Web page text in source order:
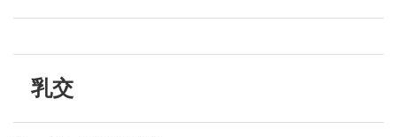
乳交